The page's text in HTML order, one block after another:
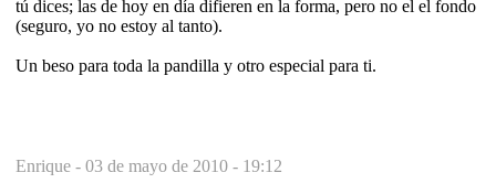
tú dices; las de hoy en día difieren en la forma, pero no el el fondo
(seguro, yo no estoy al tanto).
Un beso para toda la pandilla y otro especial para ti.
Enrique - 03 de mayo de 2010 - 19:12